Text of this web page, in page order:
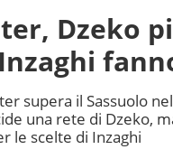
Dzeko
supera il Sassuolo
una rete di Dzeko,
le scelte di Inzaghi